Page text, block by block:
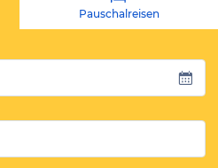
Pauschalreisen